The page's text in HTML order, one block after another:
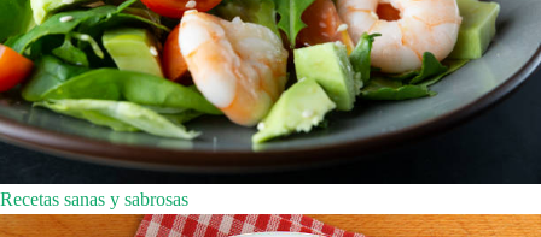
Recetas sanas y sabrosas